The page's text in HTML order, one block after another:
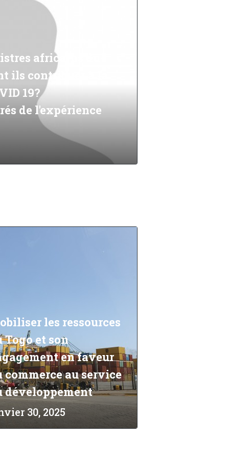
africains du
ils contribuer à la
19?
de l'expérience
les ressources
Togo et son
en faveur
commerce au service
développement
30, 2025